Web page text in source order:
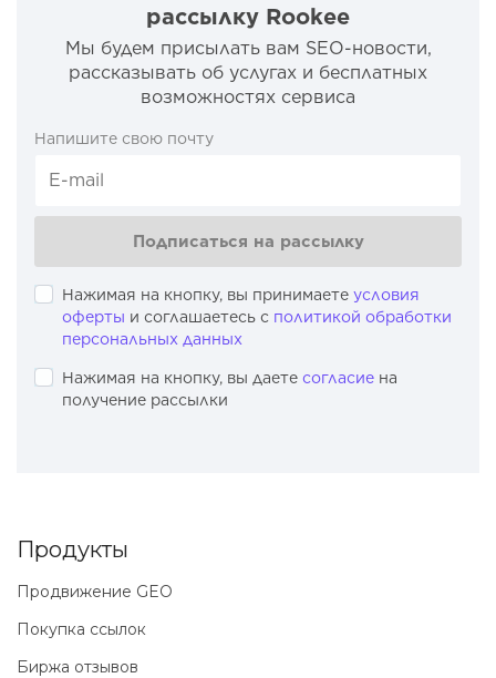
рассылку Rookee
Мы будем присылать вам SEO-новости,
рассказывать об услугах и бесплатных
возможностях сервиса
Напишите свою почту
Подписаться на рассылку
Нажимая на кнопку, вы принимаете условия
оферты и соглашаетесь с политикой обработки
персональных данных
Нажимая на кнопку, вы даете согласие на
получение рассылки
Продукты
Продвижение GEO
Покупка ссылок
Биржа отзывов